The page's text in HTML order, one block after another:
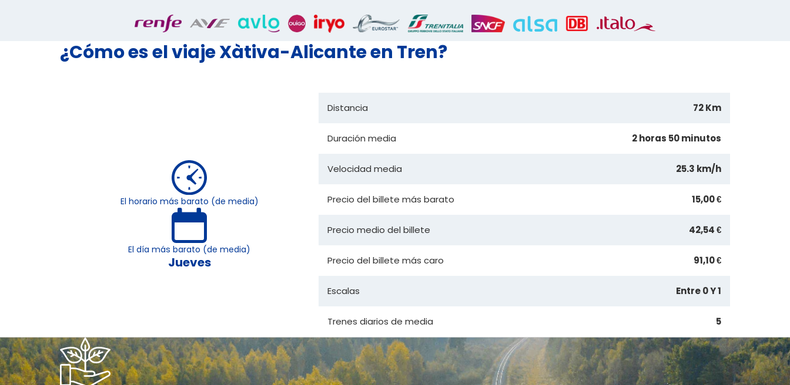
¿Cómo es el viaje Xàtiva-Alicante en Tren?
El horario más barato (de media)
El día más barato (de media)
Jueves
Distancia 72 Km
Duración media 2 horas 50 minutos
Velocidad media 25.3 km/h
Precio del billete más barato 15,00 €
Precio medio del billete 42,54 €
Precio del billete más caro 91,10 €
Escalas Entre 0 Y 1
Trenes diarios de media 5